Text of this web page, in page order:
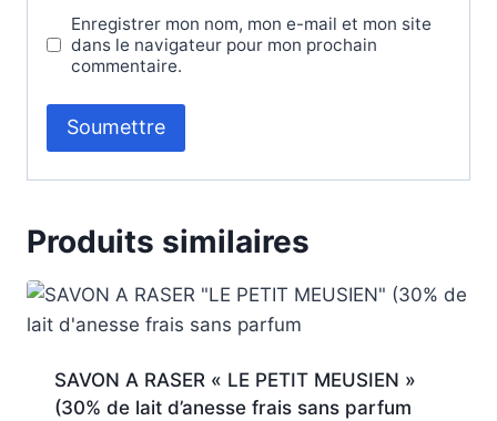
Enregistrer mon nom, mon e-mail et mon site
dans le navigateur pour mon prochain
commentaire.
Produits similaires
SAVON A RASER « LE PETIT MEUSIEN »
(30% de lait d’anesse frais sans parfum